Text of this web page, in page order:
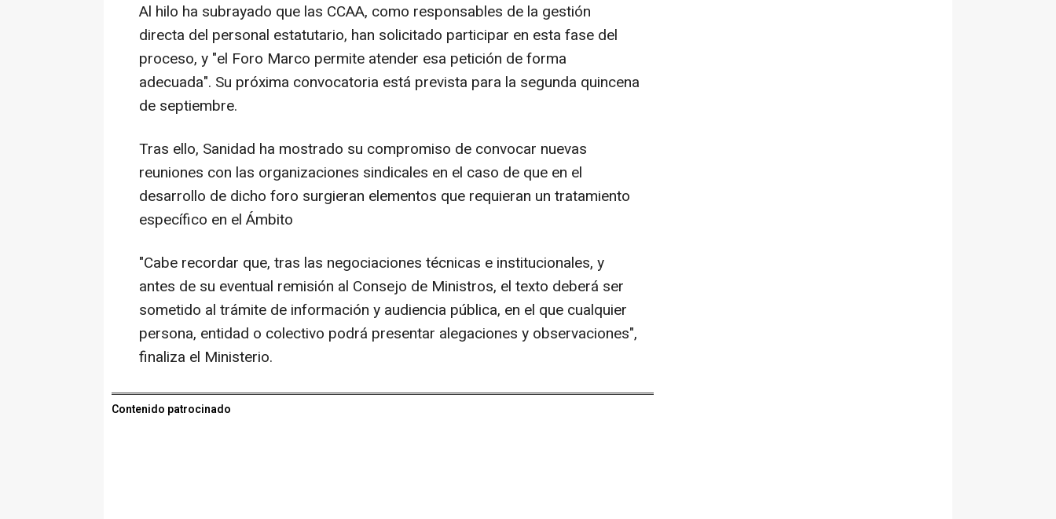
Al hilo ha subrayado que las CCAA, como responsables de la gestión
directa del personal estatutario, han solicitado participar en esta fase del
proceso, y "el Foro Marco permite atender esa petición de forma
adecuada". Su próxima convocatoria está prevista para la segunda quincena
de septiembre.
Tras ello, Sanidad ha mostrado su compromiso de convocar nuevas
reuniones con las organizaciones sindicales en el caso de que en el
desarrollo de dicho foro surgieran elementos que requieran un tratamiento
específico en el Ámbito
"Cabe recordar que, tras las negociaciones técnicas e institucionales, y
antes de su eventual remisión al Consejo de Ministros, el texto deberá ser
sometido al trámite de información y audiencia pública, en el que cualquier
persona, entidad o colectivo podrá presentar alegaciones y observaciones",
finaliza el Ministerio.
Contenido patrocinado